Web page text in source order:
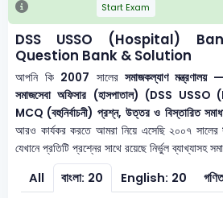
Start Exam
DSS USSO (Hospital)
Question Bank & Solution
আপনি কি 2007 সালেরসমাজকল্যাণ
সমাজসেবা অফিসার (হাসপাতাল) (DSS
MCQ (বহুনির্বাচনী) প্রশ্ন, উত্তর ও বিস্তারিত
আরও কার্যকর করতে আমরা নিয়ে এসেছি ২০০৭ সালের
যেখানে প্রতিটি প্রশ্নের সাথে রয়েছে নির্ভুল ব্যাখ্যাসহ
All বাংলা: 20 English: 20